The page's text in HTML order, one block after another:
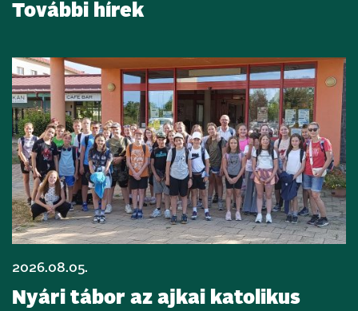
További hírek
2026.08.05.
Nyári tábor az ajkai katolikus